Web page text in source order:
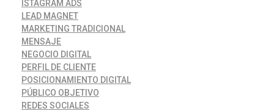
ISTAGRAM ADS
LEAD MAGNET
MARKETING TRADICIONAL
MENSAJE
NEGOCIO DIGITAL
PERFIL DE CLIENTE
POSICIONAMIENTO DIGITAL
PÚBLICO OBJETIVO
REDES SOCIALES